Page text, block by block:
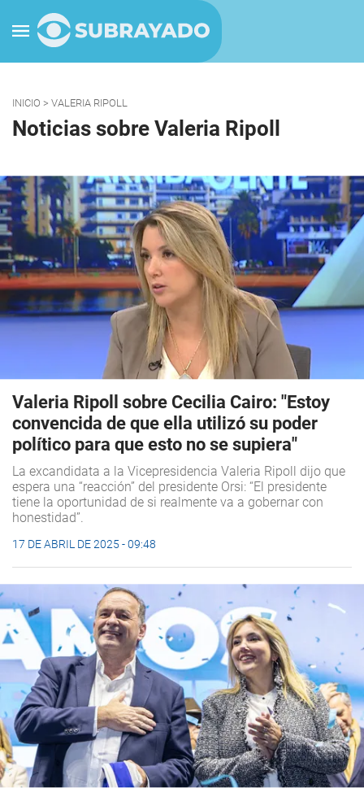
INICIO > VALERIA RIPOLL
Noticias sobre Valeria Ripoll
Valeria Ripoll sobre Cecilia Cairo: "Estoy
convencida de que ella utilizó su poder
político para que esto no se supiera"
La excandidata a la Vicepresidencia Valeria Ripoll dijo que
espera una “reacción” del presidente Orsi: “El presidente
tiene la oportunidad de si realmente va a gobernar con
honestidad”.
17 DE ABRIL DE 2025 - 09:48